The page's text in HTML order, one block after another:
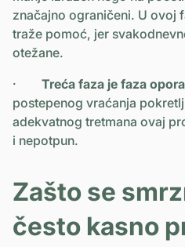
značajno ograničeni. U ovoj
traže pomoć, jer
otežane.
· Treća faza je faza
postepenog vraćanja
adekvatnog tretmana ovaj
i nepotpun.
Zašto se
često kasno